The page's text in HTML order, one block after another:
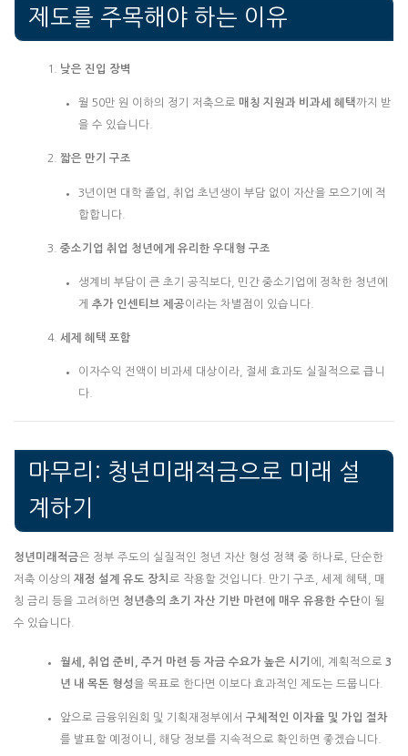
제도를 주목해야 하는 이유
낮은 진입 장벽
월 50만 원 이하의 정기 저축으로 매칭 지원과 비과세 혜택까지 받
을 수 있습니다.
짧은 만기 구조
3년이면 대학 졸업, 취업 초년생이 부담 없이 자산을 모으기에 적
합합니다.
중소기업 취업 청년에게 유리한 우대형 구조
생계비 부담이 큰 초기 공직보다, 민간 중소기업에 정착한 청년에
게 추가 인센티브 제공이라는 차별점이 있습니다.
세제 혜택 포함
이자수익 전액이 비과세 대상이라, 절세 효과도 실질적으로 큽니
다.
마무리: 청년미래적금으로 미래 설
계하기
청년미래적금은 정부 주도의 실질적인 청년 자산 형성 정책 중 하나로, 단순한
저축 이상의 재정 설계 유도 장치 로 작용할 것입니다. 만기 구조, 세제 혜택, 매
칭 금리 등을 고려하면 청년층의 초기 자산 기반 마련에 매우 유용한 수단이 될
수 있습니다.
월세, 취업 준비, 주거 마련 등 자금 수요가 높은 시기 에, 계획적으로 3
년 내 목돈 형성을 목표로 한다면 이보다 효과적인 제도는 드뭅니다.
앞으로 금융위원회 및 기획재정부에서 구체적인 이자율 및 가입 절차
를 발표할 예정이니, 해당 정보를 지속적으로 확인하면 좋겠습니다.